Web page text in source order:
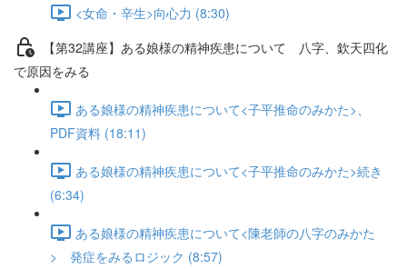
<女命・辛生>向心力 (8:30)
【第32講座】ある娘様の精神疾患について 八字、欽天四化
で原因をみる
ある娘様の精神疾患について<子平推命のみかた>、
PDF資料 (18:11)
ある娘様の精神疾患について<子平推命のみかた>続き
(6:34)
ある娘様の精神疾患について<陳老師の八字のみかた
> 発症をみるロジック (8:57)